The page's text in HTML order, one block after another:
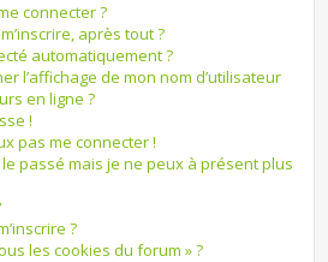
connecter ?
après tout ?
automatiquement ?
l’affichage de mon nom d’utilisateur
en ligne ?
!
pas me connecter !
le passé mais je ne peux à présent plus
?
les cookies du forum » ?